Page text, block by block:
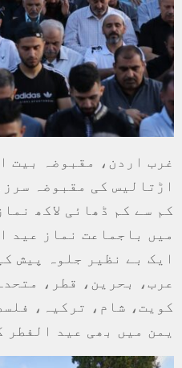
غرب اردن، مقبوضہ بیت
اڑتالیس کی مقبوضہ
کم سے کم ڈھائی لاکھ
میں باجماعت نماز عید
ایک بے نظیر جلوہ پیش
عرب، بحرین، قطر،
کویت، شام، ترکیہ،
یمن میں بھی عید الفطر